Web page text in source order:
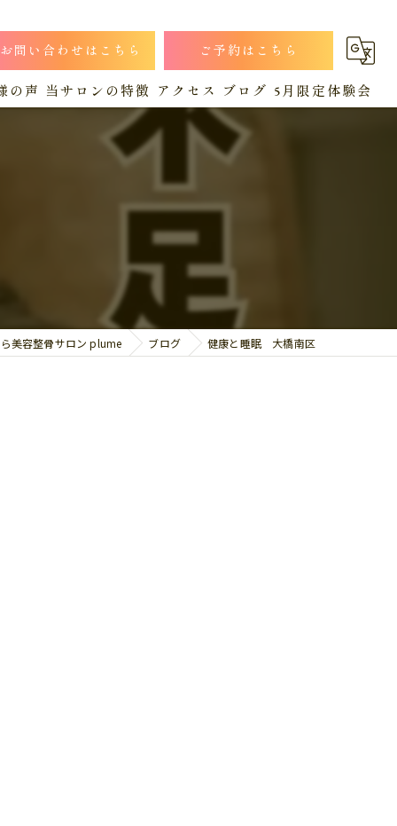
お問い合わせはこちら ご予約はこちら
の声 当サロンの特徴 アクセス
漫画特集
ブログ
コラム
5月限定体験会
美容整骨サロン plume ブログ 健康と睡眠 大橋南区